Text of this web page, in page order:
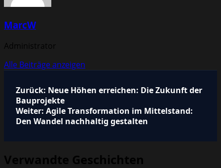
MarcW
Administrator
Alle Beiträge anzeigen
Beitragsnavigation
Zurück: Neue Höhen erreichen: Die Zukunft der
Bauprojekte
Weiter: Agile Transformation im Mittelstand:
Den Wandel nachhaltig gestalten
Verwandte Geschichten